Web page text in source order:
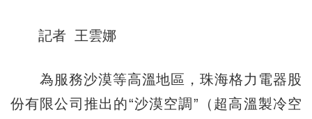
記者 王雲娜
為服務沙漠等高溫地區，珠海格力電器股
份有限公司推出的“沙漠空調”（超高溫製冷空